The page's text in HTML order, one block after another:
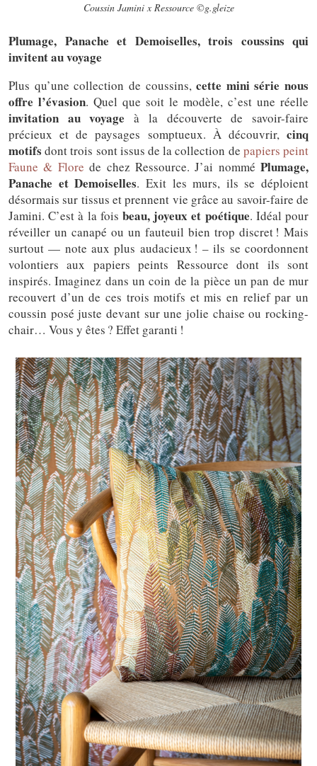
Coussin Jamini x Ressource ©g.gleize
Plumage, Panache et Demoiselles, trois coussins qui
invitent au voyage
Plus qu’une collection de coussins,cette mini série nous
offre l’évasion. Quel que soit le modèle, c’est une réelle
invitation au voyage à la découverte de savoir-faire
précieux et de paysages somptueux. À découvrir, cinq
motifs dont trois sont issus de la collection de papiers peint
Faune & Flore de chez Ressource. J’ai nommé Plumage,
Panache et Demoiselles. Exit les murs, ils se déploient
désormais sur tissus et prennent vie grâce au savoir-faire de
Jamini. C’est à la fois beau, joyeux et poétique. Idéal pour
réveiller un canapé ou un fauteuil bien trop discret ! Mais
surtout — note aux plus audacieux ! – ils se coordonnent
volontiers aux papiers peints Ressource dont ils sont
inspirés. Imaginez dans un coin de la pièce un pan de mur
recouvert d’un de ces trois motifs et mis en relief par un
coussin posé juste devant sur une jolie chaise ou rocking-
chair… Vous y êtes ? Effet garanti !